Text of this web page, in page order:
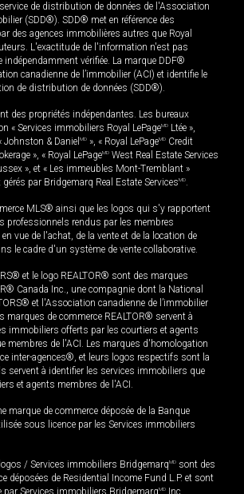
de distribution de données de l'Association
(SDD®). SDD® met en référence des
des agences immobilières autres que Royal
L'exactitude de l'information n'est pas
indépendamment vérifiée. La marque DDF®
canadienne de l’immobilier (ACI) et identifie le
de distribution de données (SDD®).
des propriétés indépendantes. Les bureaux
« Services immobiliers Royal LePageMD Ltée »,
& Daniel MD », « Royal LePageMD Credit
», « Royal LePageMD West Real Estate Services
», et « Les immeubles Mont-Tremblant »
par Bridgemarq Real Estate ServicesMD.
MLS® ainsi que les logos qui s'y rapportent
professionnels rendus par les membres
vue de l'achat, de la vente et de la location de
le cadre d'un système de vente collaborative.
et le logo REALTOR® sont des marques
Canada Inc., une compagnie dont la National
et l'Association canadienne de l’immobilier
marques de commerce REALTOR® servent à
immobiliers offerts par les courtiers et agents
membres de l'ACI. Les marques d'homologation
inter-agences®, et leurs logos respectifs sont la
servent à identifier les services immobiliers que
et agents membres de l'ACI.
marque de commerce déposée de la Banque
sous licence par les Services immobiliers
/ Services immobiliers BridgemarqMD sont des
déposées de Residential Income Fund L.P. et sont
par Services immobiliers BridgemarqMD Inc.